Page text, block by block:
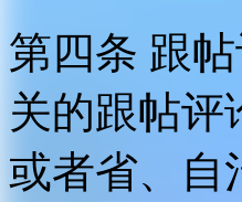
第四条 跟
关的跟帖评
或者省、自